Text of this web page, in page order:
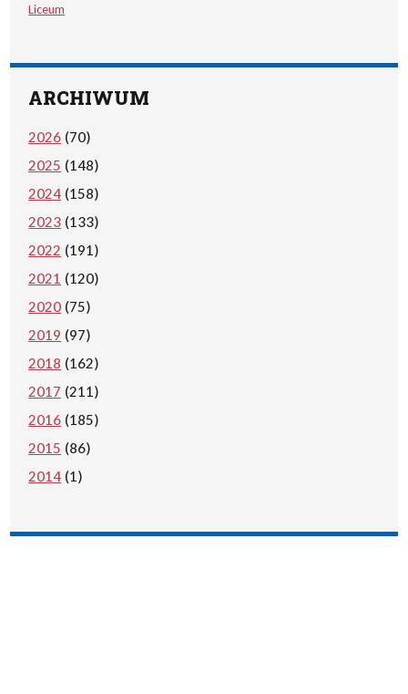
Liceum
ARCHIWUM
2026 (70)
2025 (148)
2024 (158)
2023 (133)
2022 (191)
2021 (120)
2020 (75)
2019 (97)
2018 (162)
2017 (211)
2016 (185)
2015 (86)
2014 (1)